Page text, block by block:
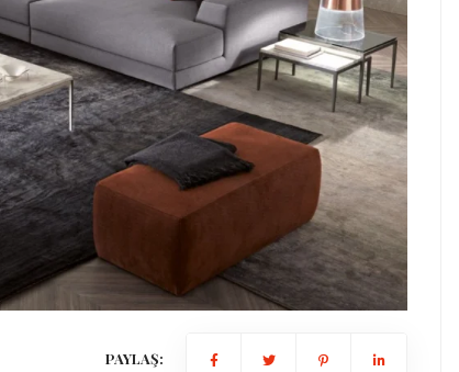
PAYLAŞ:
Çok Amaçlı Mobilyalar: Hem Masa
Hem Raf Olan Akıllı Çözümler
2026-01-15 19:49:18